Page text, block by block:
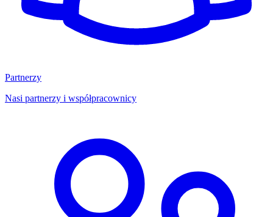
Partnerzy
Nasi partnerzy i współpracownicy